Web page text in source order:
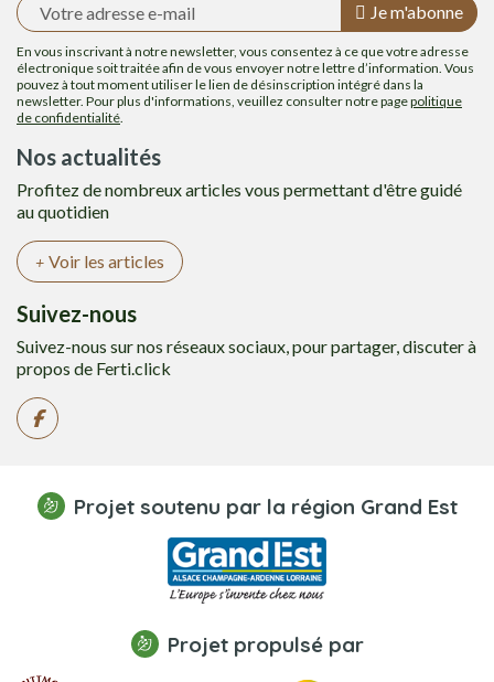
Je m'abonne
En vous inscrivant à notre newsletter, vous consentez à ce que votre adresse
électronique soit traitée afin de vous envoyer notre lettre d’information. Vous
pouvez à tout moment utiliser le lien de désinscription intégré dans la
newsletter. Pour plus d'informations, veuillez consulter notre pagepolitique
de confidentialité
Nos actualités
Profitez de nombreux articles vous permettant d'être guidé
au quotidien
Voir les articles
Suivez-nous
Suivez-nous sur nos réseaux sociaux, pour partager, discuter à
propos de Ferti.click
Projet soutenu par la région Grand Est
Projet propulsé par